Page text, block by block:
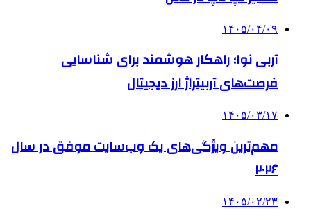
۱۴۰۵/۰۴/۰۹
آربی نوا؛ راهکار هوشمند برای شناسایی
فرصت‌های آربیتراژ ارز دیجیتال
۱۴۰۵/۰۳/۱۷
مهم‌ترین ویژگی‌های یک وب‌سایت موفق در سال
۲۰۲۶
۱۴۰۵/۰۲/۲۳